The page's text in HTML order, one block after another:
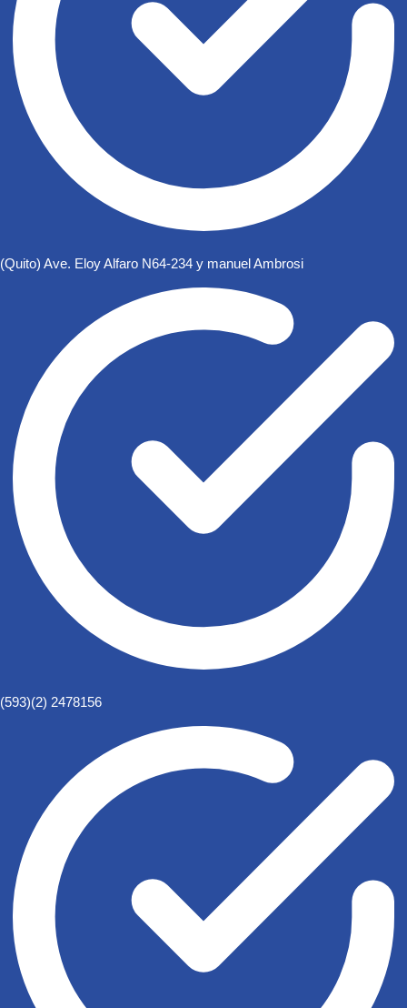
(Quito) Ave. Eloy Alfaro N64-234 y manuel Ambrosi
(593)(2) 2478156